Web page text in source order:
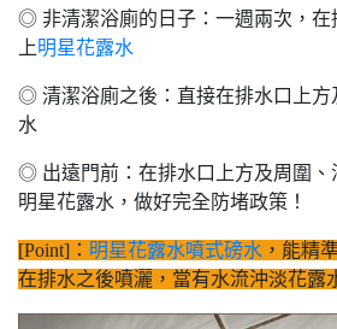
◎ 非清潔浴廁的日子：一週兩次，在
上明星花露水
◎ 清潔浴廁之後：直接在排水口上方
水
◎ 出遠門前：在排水口上方及周圍、
明星花露水，做好完全防堵政策！
[Point]： 明星花露水噴式磅水 ，能精
在排水之後噴灑，當有水流沖淡花露